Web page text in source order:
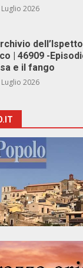
2026
| 46909 -
e il fango
Luglio 2026